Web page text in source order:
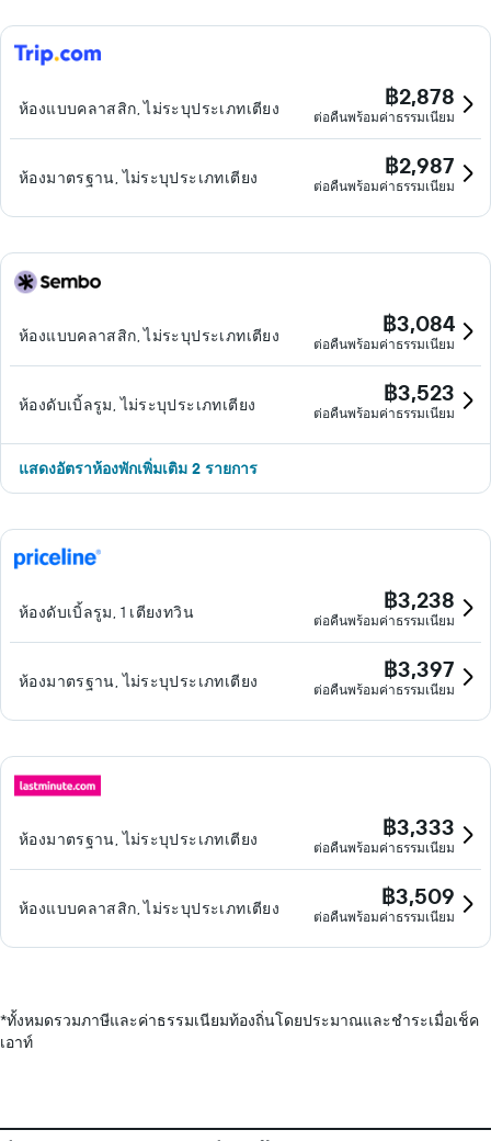
ห้องแบบคลาสสิก, ไม่ระบุประเภทเตียง ฿2,878
ต่อคืนพร้อมค่าธรรมเนียม
ห้องมาตรฐาน, ไม่ระบุประเภทเตียง ฿2,987
ต่อคืนพร้อมค่าธรรมเนียม
ห้องแบบคลาสสิก, ไม่ระบุประเภทเตียง ฿3,084
ต่อคืนพร้อมค่าธรรมเนียม
ห้องดับเบิ้ลรูม, ไม่ระบุประเภทเตียง ฿3,523
ต่อคืนพร้อมค่าธรรมเนียม
แสดงอัตราห้องพักเพิ่มเติม 2 รายการ
ห้องดับเบิ้ลรูม, 1 เตียงทวิน ฿3,238
ต่อคืนพร้อมค่าธรรมเนียม
ห้องมาตรฐาน, ไม่ระบุประเภทเตียง ฿3,397
ต่อคืนพร้อมค่าธรรมเนียม
ห้องมาตรฐาน, ไม่ระบุประเภทเตียง ฿3,333
ต่อคืนพร้อมค่าธรรมเนียม
ห้องแบบคลาสสิก, ไม่ระบุประเภทเตียง ฿3,509
ต่อคืนพร้อมค่าธรรมเนียม
*ทั้งหมดรวมภาษีและค่าธรรมเนียมท้องถิ่นโดยประมาณและชำระเมื่อเช็ค
เอาท์